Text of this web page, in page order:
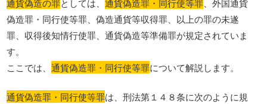
通貨偽造の罪としては、通貨偽造罪・同行使等罪 、外国通貨
偽造罪・同行使等罪、偽造通貨等収得罪、以上の罪の未遂
罪、収得後知情行使罪、通貨偽造等準備罪が規定されていま
す。
ここでは、通貨偽造罪・同行使等罪について解説します。
通貨偽造罪・同行使等罪は、刑法第１４８条に次のように規